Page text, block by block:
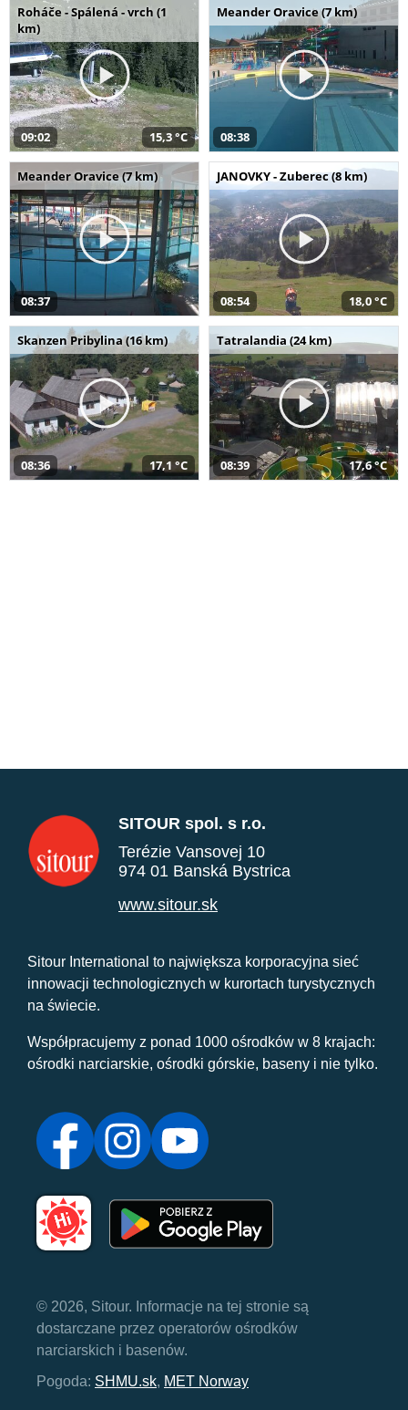
Roháče - Spálená - vrch (1
km)
09:02 15,3 °C
Meander Oravice (7 km)
08:38
Meander Oravice (7 km)
08:37
JANOVKY - Zuberec (8 km)
08:54 18,0 °C
Skanzen Pribylina (16 km)
08:36 17,1 °C
Tatralandia (24 km)
08:39 17,6 °C
SITOUR spol. s r.o.
Terézie Vansovej 10
974 01 Banská Bystrica
www.sitour.sk
Sitour International to największa korporacyjna sieć
innowacji technologicznych w kurortach turystycznych
na świecie.
Współpracujemy z ponad 1000 ośrodków w 8 krajach:
ośrodki narciarskie, ośrodki górskie, baseny i nie tylko.
© 2026, Sitour. Informacje na tej stronie są
dostarczane przez operatorów ośrodków
narciarskich i basenów.
Pogoda: SHMU.sk, MET Norway